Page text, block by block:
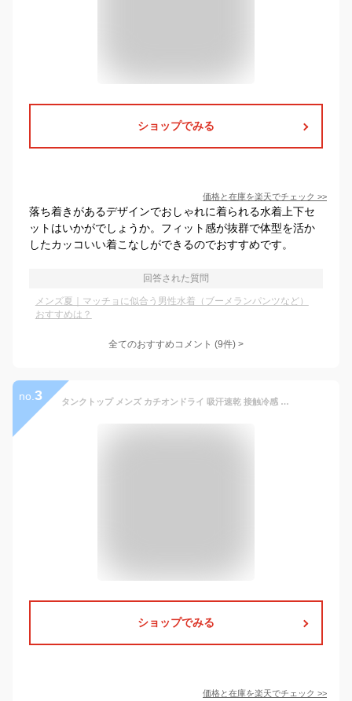
ショップでみる
価格と在庫を楽天でチェック >>
落ち着きがあるデザインでおしゃれに着られる水着上下セ
ットはいかがでしょうか。フィット感が抜群で体型を活か
したカッコいい着こなしができるのでおすすめです。
回答された質問
メンズ夏｜マッチョに似合う男性水着（ブーメランパンツなど）
おすすめは？
全てのおすすめコメント (9件) >
no. 3 タンクトップ メンズ カチオンドライ 吸汗速乾 接触冷感 UVカット UPF50+ 水陸両用【D9O】【送料無料】【メール便1】【メンズ】【mens】
ショップでみる
価格と在庫を楽天でチェック >>